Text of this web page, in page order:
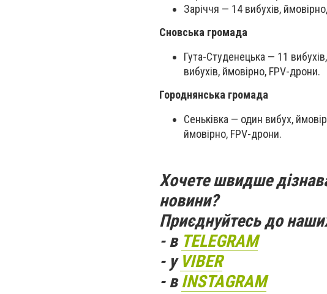
Заріччя — 14 вибухів,
Сновська громада
Гута-Студенецька — 11
вибухів, ймовірно, FPV-дрони.
Городнянська громада
Сеньківка — один вибух,
ймовірно, FPV-дрони.
Хочете швидше
новини?
Приєднуйтесь до
- в TELEGRAM
- у VIBER
- вINSTAGRAM